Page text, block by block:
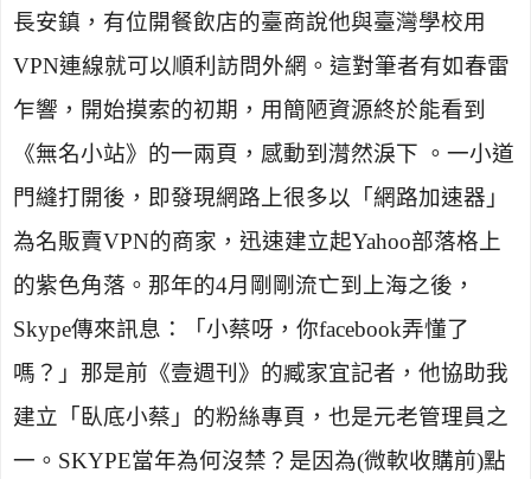
長安鎮，有位開餐飲店的臺商說他與臺灣學校用
VPN連線就可以順利訪問外網。這對筆者有如春雷
乍響，開始摸索的初期，用簡陋資源終於能看到
《無名小站》的一兩頁，感動到潸然淚下 。一小道
門縫打開後，即發現網路上很多以「網路加速器」
為名販賣VPN的商家，迅速建立起Yahoo部落格上
的紫色角落。那年的4月剛剛流亡到上海之後，
Skype傳來訊息：「小蔡呀，你facebook弄懂了
嗎？」那是前《壹週刊》的臧家宜記者，他協助我
建立「臥底小蔡」的粉絲專頁，也是元老管理員之
一。 SKYPE當年為何沒禁？是因為(微軟收購前)點